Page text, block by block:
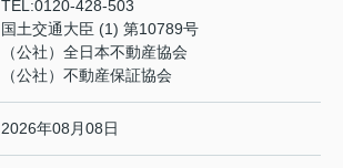
TEL:0120-428-503
国土交通大臣 (1) 第10789号
（公社）全日本不動産協会
（公社）不動産保証協会
2026年08月08日